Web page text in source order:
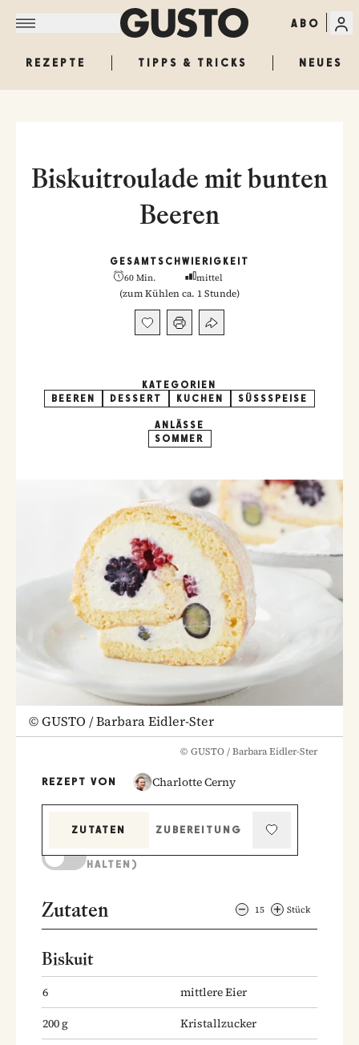
ABO
REZEPTE TIPPS & TRICKS NEUES
Biskuitroulade mit bunten
Beeren
GESAMT
60 Min.
SCHWIERIGKEIT
mittel
(zum Kühlen ca. 1 Stunde)
KATEGORIEN
BEEREN
DESSERT KUCHEN SÜSSSPEISE
ANLÄSSE
SOMMER
©GUSTO / Barbara Eidler-Ster
© GUSTO / Barbara Eidler-Ster
REZEPT VON Charlotte Cerny
ZUTATEN
ZUBEREITUNG
HALTEN)
Zutaten 15 Stück
Biskuit
6
mittlere Eier
200g
Kristallzucker